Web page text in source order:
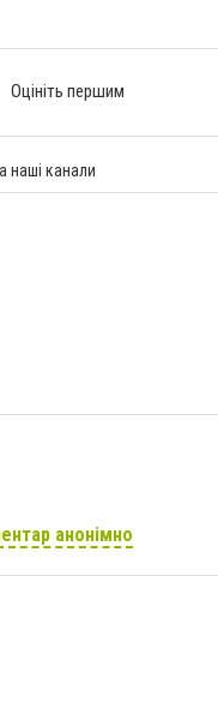
Оцініть першим
наші канали
анонімно